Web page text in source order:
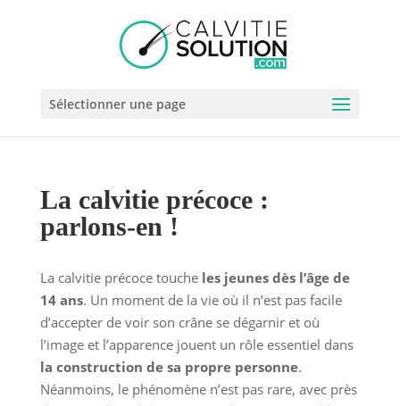
Sélectionner une page
La calvitie précoce :
parlons-en !
La calvitie précoce touche les jeunes dès l’âge de
14 ans. Un moment de la vie où il n’est pas facile
d’accepter de voir son crâne se dégarnir et où
l’image et l’apparence jouent un rôle essentiel dans
la construction de sa propre personne.
Néanmoins, le phénomène n’est pas rare, avec près